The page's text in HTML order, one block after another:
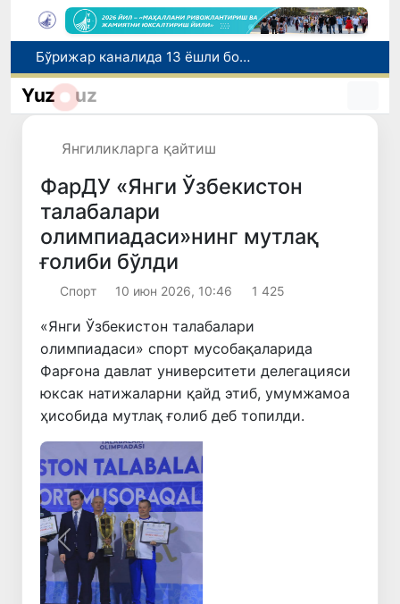
Сўзи ҳам, ўзи ҳам нафис эди
Орзулар рўёбин кўрган тақдирлар
Yuz uz
Янгиликларга қайтиш
ФарДУ «Янги Ўзбекистон
талабалари
олимпиадаси»нинг мутлақ
ғолиби бўлди
Спорт 10 июн 2026, 10:46 1 425
«Янги Ўзбекистон талабалари
олимпиадаси» спорт мусобақаларида
Фарғона давлат университети делегацияси
юксак натижаларни қайд этиб, умумжамоа
ҳисобида мутлақ ғолиб деб топилди.
Олдинги